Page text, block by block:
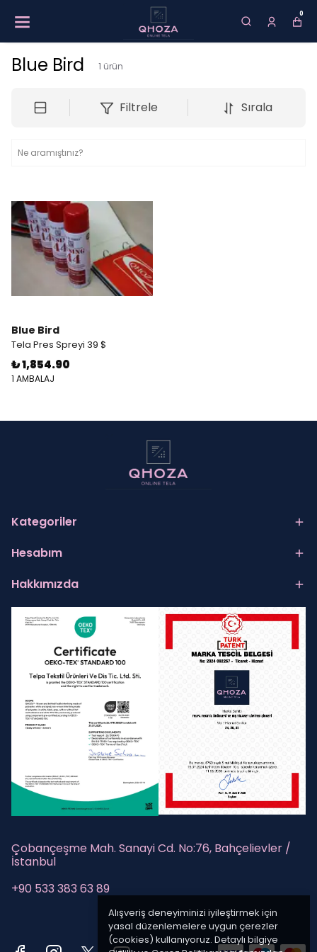
0
Alışveriş deneyiminizi iyileştirmek için
yasal düzenlemelere uygun çerezler
(cookies) kullanıyoruz. Detaylı bilgiye
Blue Bird 1 ürün
Filtrele Sırala
Blue Bird
Tela Pres Spreyi 39 $
₺ 1,854.90
1 AMBALAJ
Kategoriler
Hesabım
Hakkımızda
Çobançeşme Mah. Sanayi Cd. No:76, Bahçelievler /
İstanbul
+90 533 383 63 89